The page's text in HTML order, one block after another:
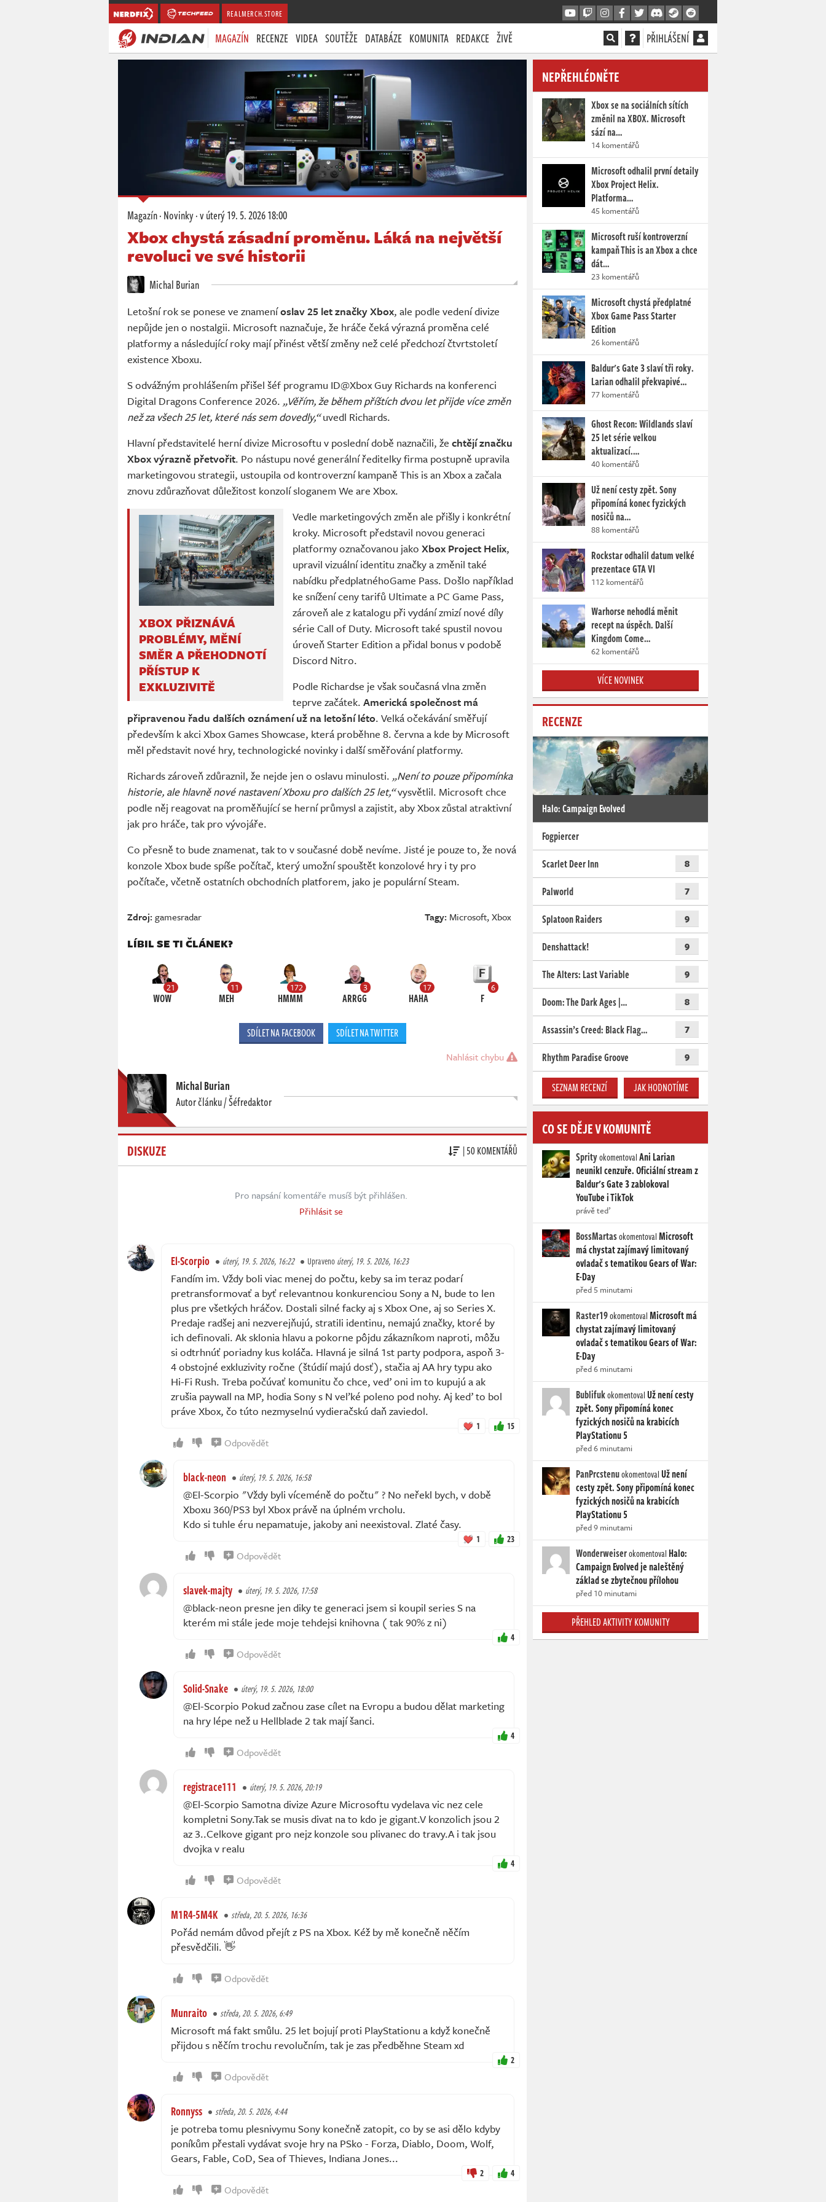
REALMERCH.STORE
MAGAZÍN RECENZE VIDEA SOUTĚŽE DATABÁZE KOMUNITA REDAKCE ŽIVĚ PŘIHLÁŠENÍ
Magazín·Novinky·v úterý19. 5. 2026 18:00
Xbox chystá zásadní proměnu. Láká na největší
revoluci ve své historii
Michal Burian
Letošní rok se ponese ve znameníoslav 25 let značky Xbox, ale podle vedení divize
nepůjde jen o nostalgii. Microsoft naznačuje, že hráče čeká výrazná proměna celé
platformy a následující roky mají přinést větší změny než celé předchozí čtvrtstoletí
existence Xboxu.
S odvážným prohlášením přišel šéf programu ID@Xbox Guy Richards na konferenci
Digital Dragons Conference 2026. „Věřím, že během příštích dvou let přijde více změn
než za všech 25 let, které nás sem dovedly,“uvedl Richards.
Hlavní představitelé herní divize Microsoftu v poslední době naznačili, že chtějí značku
Xbox výrazně přetvořit. Po nástupu nové generální ředitelky firma postupně upravila
marketingovou strategii, ustoupila od kontroverzní kampaně This is an Xbox a začala
znovu zdůrazňovat důležitost konzolí sloganem We are Xbox.
XBOX PŘIZNÁVÁ
PROBLÉMY, MĚNÍ
SMĚR A PŘEHODNOTÍ
PŘÍSTUP K
EXKLUZIVITĚ
Vedle marketingových změn ale přišly i konkrétní
kroky. Microsoft představil novou generaci
platformy označovanou jako Xbox Project Helix,
upravil vizuální identitu značky a změnil také
nabídku předplatnéhoGame Pass. Došlo například
ke snížení ceny tarifů Ultimate a PC Game Pass,
zároveň ale z katalogu při vydání zmizí nové díly
série Call of Duty. Microsoft také spustil novou
úroveň Starter Edition a přidal bonus v podobě
Discord Nitro.
Podle Richardse je však současná vlna změn
teprve začátek. Americká společnost má
připravenou řadu dalších oznámení už na letošní léto. Velká očekávání směřují
především k akci Xbox Games Showcase, která proběhne 8. června a kde by Microsoft
měl představit nové hry, technologické novinky i další směřování platformy.
Richards zároveň zdůraznil, že nejde jen o oslavu minulosti. „Není to pouze připomínka
historie, ale hlavně nové nastavení Xboxu pro dalších 25 let,“vysvětlil. Microsoft chce
podle něj reagovat na proměňující se herní průmysl a zajistit, aby Xbox zůstal atraktivní
jak pro hráče, tak pro vývojáře.
Co přesně to bude znamenat, tak to v současné době nevíme. Jisté je pouze to, že nová
konzole Xbox bude spíše počítač, který umožní spouštět konzolové hry i ty pro
počítače, včetně ostatních obchodních platforem, jako je populární Steam.
Zdroj:gamesradar Tagy: Microsoft,Xbox
LÍBIL SE TI ČLÁNEK?
21
WOW
11
MEH
172
HMMM
3
ARRGG
17
HAHA
6
F
SDÍLET NA FACEBOOK SDÍLET NA TWITTER
Nahlásit chybu
Michal Burian
Autor článku / Šéfredaktor
DISKUZE | 50 KOMENTÁŘŮ
Pro napsání komentáře musíš být přihlášen.
Přihlásit se
El-Scorpio úterý, 19. 5. 2026, 16:22 Upravenoúterý, 19. 5. 2026, 16:23
Fandím im. Vždy boli viac menej do počtu, keby sa im teraz podarí
pretransformovať a byť relevantnou konkurenciou Sony a N, bude to len
plus pre všetkých hráčov. Dostali silné facky aj s Xbox One, aj so Series X.
Predaje radšej ani nezverejňujú, stratili identinu, nemajú značky, ktoré by
ich definovali. Ak sklonia hlavu a pokorne pôjdu zákazníkom naproti, môžu
si odtrhnúť poriadny kus koláča. Hlavná je silná 1st party podpora, aspoň 3-
4 obstojné exkluzivity ročne (štúdií majú dosť), stačia aj AA hry typu ako
Hi-Fi Rush. Treba počúvať komunitu čo chce, veď oni im to kupujú a ak
zrušia paywall na MP, hodia Sony s N veľké poleno pod nohy. Aj keď to bol
práve Xbox, čo túto nezmyselnú vydieračskú daň zaviedol.
1 15
Odpovědět
black-neon úterý, 19. 5. 2026, 16:58
@El-Scorpio "Vždy byli víceméně do počtu" ? No neřekl bych, v době
Xboxu 360/PS3 byl Xbox právě na úplném vrcholu.
Kdo si tuhle éru nepamatuje, jakoby ani neexistoval. Zlaté časy.
1 23
Odpovědět
slavek-majty úterý, 19. 5. 2026, 17:58
@black-neon presne jen diky te generaci jsem si koupil series S na
kterém mi stále jede moje tehdejsi knihovna ( tak 90% z ni)
4
Odpovědět
Solid-Snake úterý, 19. 5. 2026, 18:00
@El-Scorpio Pokud začnou zase cílet na Evropu a budou dělat marketing
na hry lépe než u Hellblade 2 tak mají šanci.
4
Odpovědět
registrace111 úterý, 19. 5. 2026, 20:19
@El-Scorpio Samotna divize Azure Microsoftu vydelava vic nez cele
kompletni Sony.Tak se musis divat na to kdo je gigant.V konzolich jsou 2
az 3..Celkove gigant pro nejz konzole sou plivanec do travy.A i tak jsou
dvojka v realu
4
Odpovědět
M1R4-5M4K středa, 20. 5. 2026, 16:36
Pořád nemám důvod přejít z PS na Xbox. Kéž by mě konečně něčím
přesvědčili. 👋
Odpovědět
Munraito středa, 20. 5. 2026, 6:49
Microsoft má fakt smůlu. 25 let bojují proti PlayStationu a když konečně
přijdou s něčím trochu revolučním, tak je zas předběhne Steam xd
2
Odpovědět
Ronnyss středa, 20. 5. 2026, 4:44
je potreba tomu plesnivymu Sony konečně zatopit, co by se asi dělo kdyby
poníkům přestali vydávat svoje hry na PSko - Forza, Diablo, Doom, Wolf,
Gears, Fable, CoD, Sea of Thieves, Indiana Jones...
2 4
Odpovědět
NEPŘEHLÉDNĚTE
Xbox se na sociálních sítích
změnil na XBOX. Microsoft
sází na…
14 komentářů
Microsoft odhalil první detaily
Xbox Project Helix.
Platforma…
45 komentářů
Microsoft ruší kontroverzní
kampaň This is an Xbox a chce
dát…
23 komentářů
Microsoft chystá předplatné
Xbox Game Pass Starter
Edition
26 komentářů
Baldur's Gate 3 slaví tři roky.
Larian odhalil překvapivé…
77 komentářů
Ghost Recon: Wildlands slaví
25 let série velkou
aktualizací.…
40 komentářů
Už není cesty zpět. Sony
připomíná konec fyzických
nosičů na…
88 komentářů
Rockstar odhalil datum velké
prezentace GTA VI
112 komentářů
Warhorse nehodlá měnit
recept na úspěch. Další
Kingdom Come…
62 komentářů
VÍCE NOVINEK
RECENZE
Halo: Campaign Evolved
Fogpiercer
Scarlet Deer Inn
8
Palworld 7
Splatoon Raiders 9
Denshattack! 9
The Alters: Last Variable 9
Doom: The Dark Ages |… 8
Assassin’s Creed: Black Flag… 7
Rhythm Paradise Groove 9
SEZNAM RECENZÍ JAK HODNOTÍME
CO SE DĚJE V KOMUNITĚ
SprityokomentovalAni Larian
neunikl cenzuře. Oficiální stream z
Baldur's Gate 3 zablokoval
YouTube i TikTok
právě teď
BossMartasokomentovalMicrosoft
má chystat zajímavý limitovaný
ovladač s tematikou Gears of War:
E-Day
před 5 minutami
Raster19okomentovalMicrosoft má
chystat zajímavý limitovaný
ovladač s tematikou Gears of War:
E-Day
před 6 minutami
BublifukokomentovalUž není cesty
zpět. Sony připomíná konec
fyzických nosičů na krabicích
PlayStationu 5
před 6 minutami
PanPrcstenuokomentovalUž není
cesty zpět. Sony připomíná konec
fyzických nosičů na krabicích
PlayStationu 5
před 9 minutami
Wonderweiserokomentoval Halo:
Campaign Evolved je naleštěný
základ se zbytečnou přílohou
před 10 minutami
PŘEHLED AKTIVITY KOMUNITY